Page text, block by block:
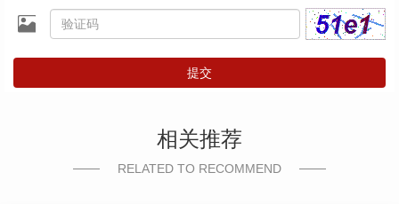
提交
相关推荐
RELATED TO RECOMMEND